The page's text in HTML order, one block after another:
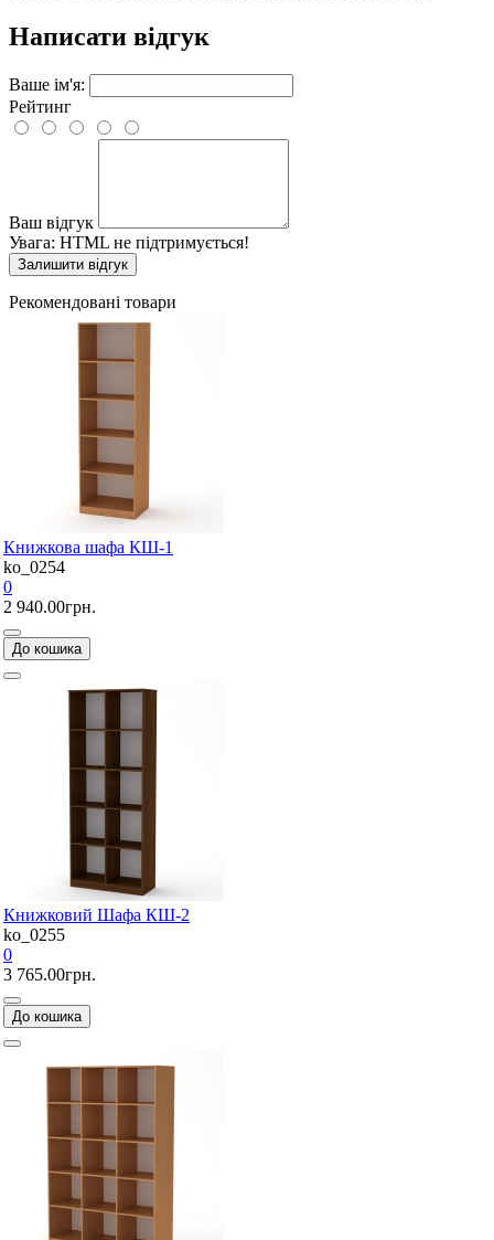
Написати відгук
Ваше ім'я:
Рейтинг
Ваш відгук
Увага: HTML не підтримується!
Залишити відгук
Рекомендовані товари
Книжкова шафа КШ-1
ko_0254
0
2 940.00грн.
До кошика
Книжковий Шафа КШ-2
ko_0255
0
3 765.00грн.
До кошика